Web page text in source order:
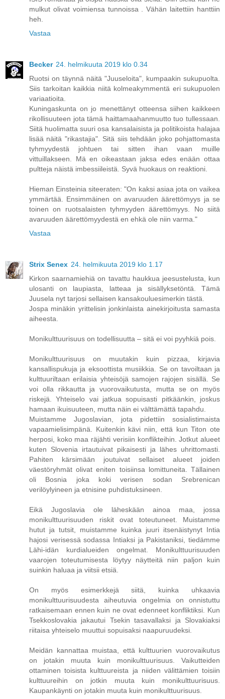
mulkut olivat voimiensa tunnoissa . Vähän laitettiin hanttiin
heh.
Vastaa
Becker 24. helmikuuta 2019 klo 0.34
Ruotsi on täynnä näitä "Juuseloita", kumpaakin sukupuolta.
Siis tarkoitan kaikkia niitä kolmeakymmentä eri sukupuolen
variaatioita.
Kuningaskunta on jo menettänyt otteensa siihen kaikkeen
rikollisuuteen jota tämä haittamaahanmuutto tuo tullessaan.
Siitä huolimatta suuri osa kansalaisista ja politikoista halajaa
lisää näitä "rikastajia". Sitä siis tehdään joko pohjattomasta
tyhmyydestä johtuen tai sitten ihan vaan muille
vittuillakseen. Mä en oikeastaan jaksa edes enään ottaa
pultteja näistä imbessiileistä. Syvä huokaus on reaktioni.
Hieman Einsteinia siteeraten: "On kaksi asiaa jota on vaikea
ymmärtää. Ensimmäinen on avaruuden äärettömyys ja se
toinen on ruotsalaisten tyhmyyden äärettömyys. No siitä
avaruuden äärettömyydestä en ehkä ole niin varma."
Vastaa
Strix Senex 24. helmikuuta 2019 klo 1.17
Kirkon saarnamiehiä on tavattu haukkua jeesustelusta, kun
ulosanti on laupiasta, latteaa ja sisällyksetöntä. Tämä
Juusela nyt tarjosi sellaisen kansakouluesimerkin tästä.
Jospa minäkin yrittelisin jonkinlaista ainekirjoitusta samasta
aiheesta.
Monikulttuurisuus on todellisuutta – sitä ei voi pyyhkiä pois.
Monikulttuurisuus on muutakin kuin pizzaa, kirjavia
kansallispukuja ja eksoottista musiikkia. Se on tavoiltaan ja
kulttuuriltaan erilaisia yhteisöjä samojen rajojen sisällä. Se
voi olla rikkautta ja vuorovaikutusta, mutta se on myös
riskejä. Yhteiselo vai jatkua sopuisasti pitkäänkin, joskus
hamaan ikuisuuteen, mutta näin ei välttämättä tapahdu.
Muistamme Jugoslavian, jota pidettiin sosialistimaista
vapaamielisimpänä. Kuitenkin kävi niin, että kun Titon ote
herposi, koko maa räjähti verisiin konflikteihin. Jotkut alueet
kuten Slovenia irtautuivat pikaisesti ja lähes uhrittomasti.
Pahiten kärsimään joutuivat sellaiset alueet joiden
väestöryhmät olivat eniten toisiinsa lomittuneita. Tällainen
oli Bosnia joka koki verisen sodan Srebrenican
verilöylyineen ja etnisine puhdistuksineen.
Eikä Jugoslavia ole läheskään ainoa maa, jossa
monikulttuurisuuden riskit ovat toteutuneet. Muistamme
hutut ja tutsit, muistamme kuinka juuri itsenäistynyt Intia
hajosi verisessä sodassa Intiaksi ja Pakistaniksi, tiedämme
Lähi-idän kurdialueiden ongelmat. Monikulttuurisuuden
vaarojen toteutumisesta löytyy näytteitä niin paljon kuin
suinkin haluaa ja viitsii etsiä.
On myös esimerkkejä siitä, kuinka uhkaavia
monikulttuurisuudesta aiheutuvia ongelmia on onnistuttu
ratkaisemaan ennen kuin ne ovat edenneet konfliktiksi. Kun
Tsekkoslovakia jakautui Tsekin tasavallaksi ja Slovakiaksi
riitaisa yhteiselo muuttui sopuisaksi naapuruudeksi.
Meidän kannattaa muistaa, että kulttuurien vuorovaikutus
on jotakin muuta kuin monikulttuurisuus. Vaikutteiden
ottaminen toisista kulttuureista ja niiden välittämien toisiin
kulttuureihin on jotkin muuta kuin monikulttuurisuus.
Kaupankäynti on jotakin muuta kuin monikulttuurisuus.